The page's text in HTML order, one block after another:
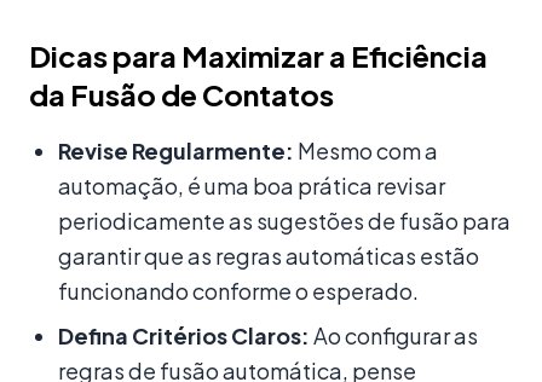
Dicas para Maximizar a Eficiência
da Fusão de Contatos
Revise Regularmente: Mesmo com a
automação, é uma boa prática revisar
periodicamente as sugestões de fusão para
garantir que as regras automáticas estão
funcionando conforme o esperado.
Defina Critérios Claros: Ao configurar as
regras de fusão automática, pense